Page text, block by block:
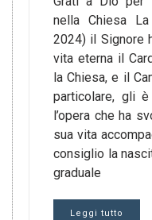
nella Chiesa
2024) il Signore
vita eterna il
la Chiesa, e il
particolare, gli
l’opera che ha
sua vita
consiglio la
graduale
Leggi tutto